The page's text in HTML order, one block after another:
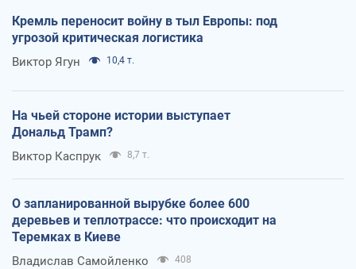
Кремль переносит войну в тыл Европы: под
угрозой критическая логистика
Виктор Ягун 10,4 т.
На чьей стороне истории выступает
Дональд Трамп?
Виктор Каспрук 8,7 т.
О запланированной вырубке более 600
деревьев и теплотрассе: что происходит на
Теремках в Киеве
Владислав Самойленко 408